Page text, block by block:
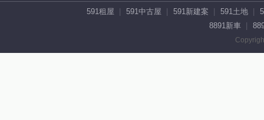
591租屋 591中古屋 591新建案 591土地
8891新車